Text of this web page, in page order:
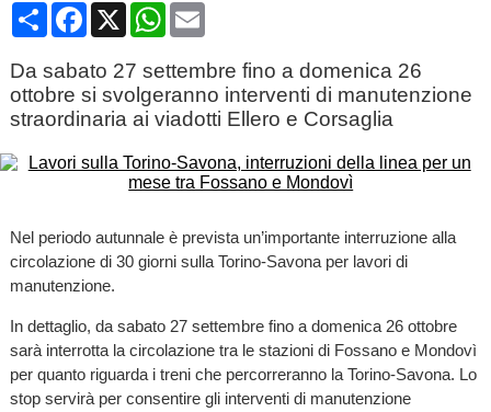
CondividiFacebook
X WhatsApp
Email
Da sabato 27 settembre fino a domenica 26
ottobre si svolgeranno interventi di manutenzione
straordinaria ai viadotti Ellero e Corsaglia
Nel periodo autunnale è prevista un’importante interruzione alla
circolazione di 30 giorni sulla Torino-Savona per lavori di
manutenzione.
In dettaglio, da sabato 27 settembre fino a domenica 26 ottobre
sarà interrotta la circolazione tra le stazioni di Fossano e Mondovì
per quanto riguarda i treni che percorreranno la Torino-Savona. Lo
stop servirà per consentire gli interventi di manutenzione